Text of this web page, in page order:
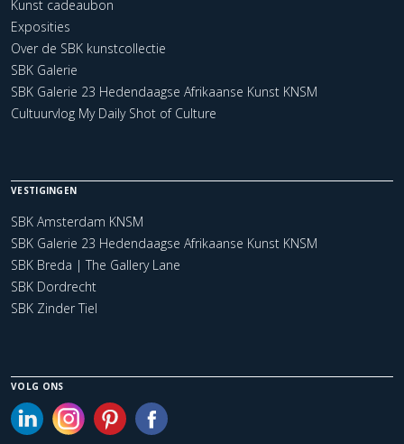
Kunst cadeaubon
Exposities
Over de SBK kunstcollectie
SBK Galerie
SBK Galerie 23 Hedendaagse Afrikaanse Kunst KNSM
Cultuurvlog My Daily Shot of Culture
VESTIGINGEN
SBK Amsterdam KNSM
SBK Galerie 23 Hedendaagse Afrikaanse Kunst KNSM
SBK Breda | The Gallery Lane
SBK Dordrecht
SBK Zinder Tiel
VOLG ONS